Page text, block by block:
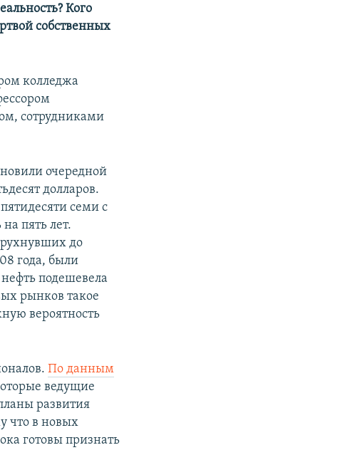
Кого
собственных
колледжа
сотрудниками
очередной
долларов.
семи с
пять лет.
до
года, были
подешевела
рынков такое
вероятность
По данным
ведущие
развития
что в новых
готовы признать